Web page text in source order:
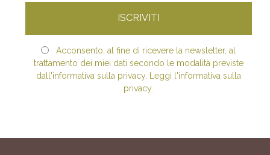
Acconsento, al fine di ricevere la newsletter, al
trattamento dei miei dati secondo le modalità previste
dall'informativa sulla privacy. Leggi l'informativa sulla
privacy.